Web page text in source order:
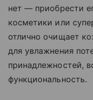
нет — приобрести
косметики или
отлично очищает
для увлажнения
принадлежностей,
функциональность.